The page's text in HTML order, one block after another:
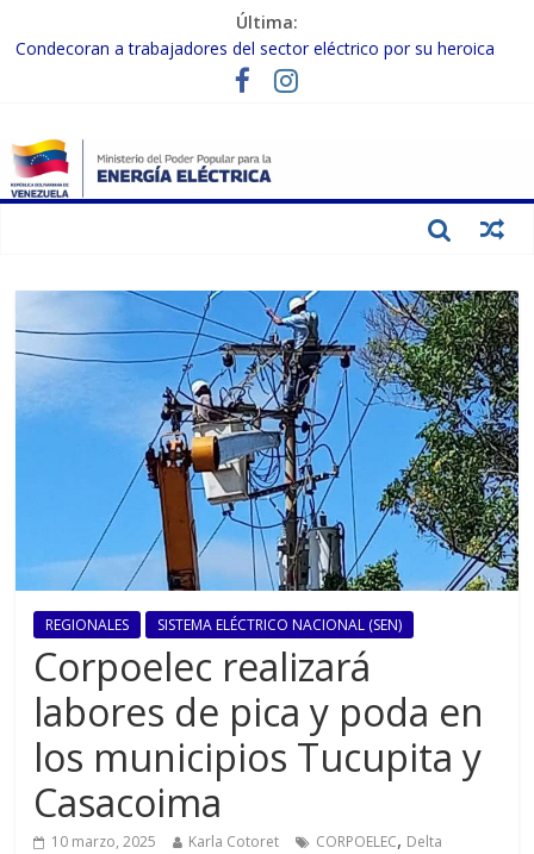
Última:
Condecoran a trabajadores del sector eléctrico por su heroica
labor tras el doble sismo del 24-J
Gobierno Nacional coordina acciones con el sector privado para
Inspeccionan trabajos de rehabilitación en instalaciones del SEN
en Carabobo
Gobierno Nacional activa plan preventivo para fortalecer el SEN
REGIONALES SISTEMA ELÉCTRICO NACIONAL (SEN)
Corpoelec realizará
labores de pica y poda en
los municipios Tucupita y
Casacoima
10 marzo, 2025 Karla Cotoret CORPOELEC, Delta